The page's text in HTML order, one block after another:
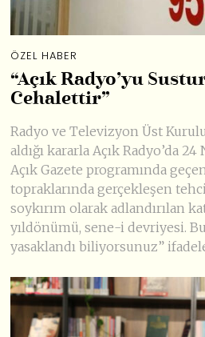
ÖZEL HABER
“Açık Radyo’yu
Cehalettir”
Radyo ve Televizyon Üst
aldığı kararla Açık Radyo’da
Açık Gazete programında
topraklarında gerçekleşen
soykırım olarak adlandırılan
yıldönümü, sene-i devriyesi.
yasaklandı biliyorsunuz”